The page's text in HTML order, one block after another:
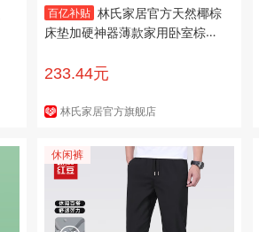
百亿补贴 林氏家居官方天然椰棕
床垫加硬神器薄款家用卧室棕榈
233.44元
林氏家居官方旗舰店
休闲裤